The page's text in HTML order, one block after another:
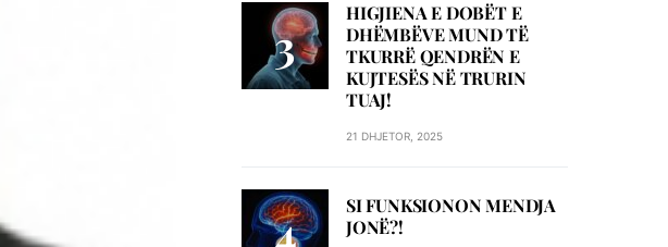
HIGJIENA E DOBËT E
DHËMBËVE MUND TË
TKURRË QENDRËN E
KUJTESËS NË TRURIN
TUAJ!
21 DHJETOR, 2025
SI FUNKSIONON MENDJA
JONË?!